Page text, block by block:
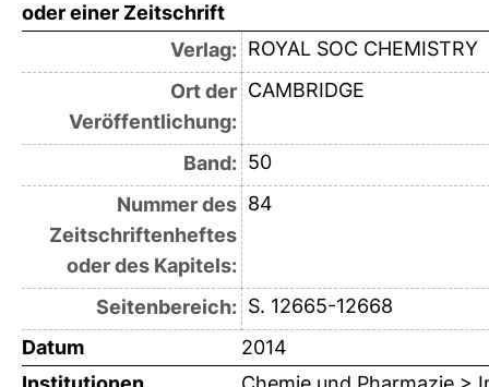
oder einer Zeitschrift
Verlag: ROYAL SOC CHEMISTRY
Ort der
Veröffentlichung:
CAMBRIDGE
Band: 50
Nummer des
Zeitschriftenheftes
oder des Kapitels:
84
Seitenbereich: S. 12665-12668
Datum
2014